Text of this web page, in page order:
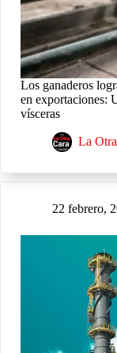
Los ganaderos
en exportaciones:
vísceras
La
22 febrero,